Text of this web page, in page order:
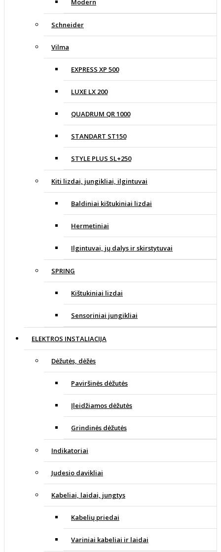
Modern
Schneider
Vilma
EXPRESS XP 500
LUXE LX 200
QUADRUM QR 1000
STANDART ST150
STYLE PLUS SL+250
Kiti lizdai, jungikliai, ilgintuvai
Baldiniai kištukiniai lizdai
Hermetiniai
Ilgintuvai, jų dalys ir skirstytuvai
SPRING
Kištukiniai lizdai
Sensoriniai jungikliai
ELEKTROS INSTALIACIJA
Dėžutės, dėžės
Paviršinės dėžutės
Įleidžiamos dėžutės
Grindinės dėžutės
Indikatoriai
Judesio davikliai
Kabeliai, laidai, jungtys
Kabelių priedai
Variniai kabeliai ir laidai